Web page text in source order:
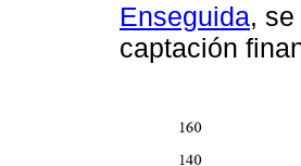
Enseguida,
captación